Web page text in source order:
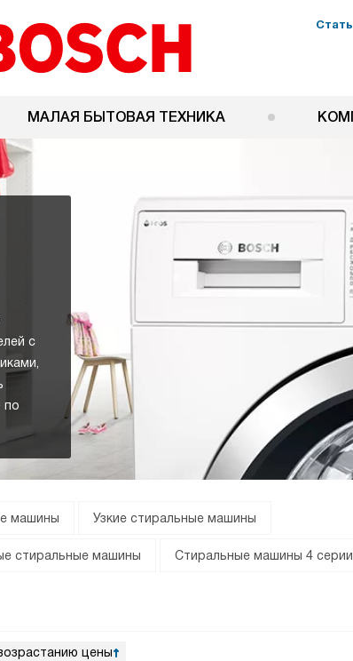
МАЛАЯ БЫТОВАЯ ТЕХНИКА
с
по
машины Узкие стиральные машины
стиральные машины Стиральные машины 4 серии
цены